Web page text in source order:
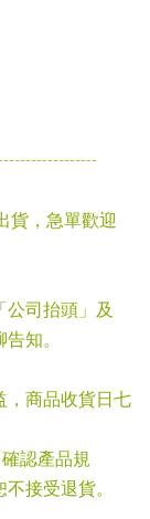
貨，急單歡迎
公司抬頭」及
知。
，商品收貨日七
認產品規
接受退貨。